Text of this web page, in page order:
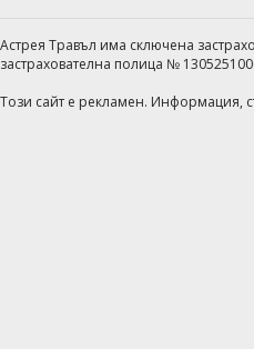
Астрея Травъл има сключена
застрахователна полица №
Този сайт е рекламен. Информация,